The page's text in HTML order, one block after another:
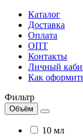
Каталог
Доставка
Оплата
ОПТ
Контакты
Личный
Как
Фильтр
Объём
10 мл